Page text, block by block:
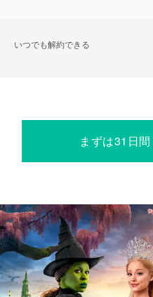
いつでも解約できる
まずは31日